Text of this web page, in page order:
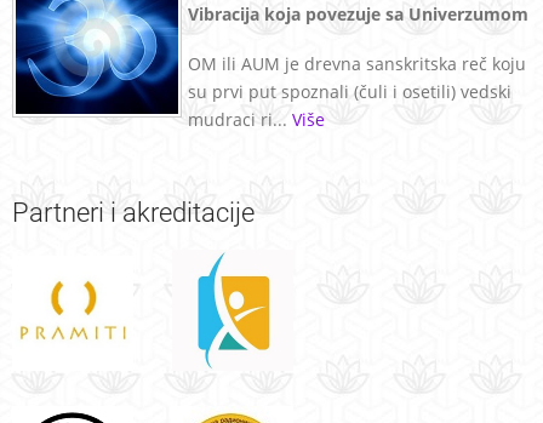
Vibracija koja povezuje sa Univerzumom
OM ili AUM je drevna sanskritska reč koju
su prvi put spoznali (čuli i osetili) vedski
mudraci ri... Više
Partneri i akreditacije